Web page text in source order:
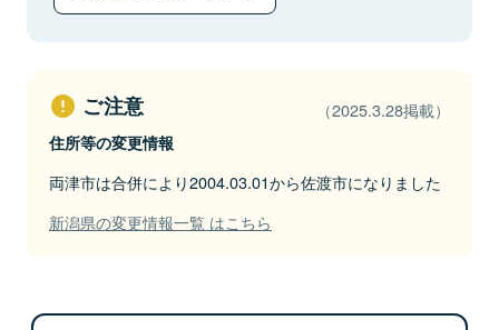
ご注意 （2025.3.28掲載）
住所等の変更情報
両津市は合併により2004.03.01から佐渡市になりました
新潟県の変更情報一覧 はこちら